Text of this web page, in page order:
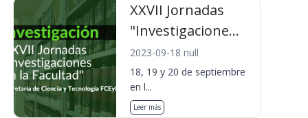
XXVII Jornadas
"Investigacione...
2023-09-18 null
18, 19 y 20 de septiembre
en l...
Leer más